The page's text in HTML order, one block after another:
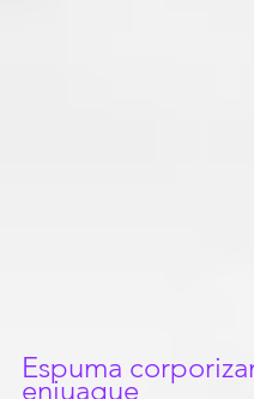
Espuma
enjuague